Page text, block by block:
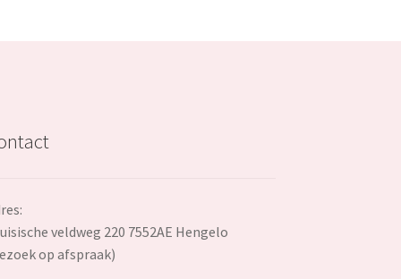
veldweg 220 7552AE Hengelo
op afspraak)